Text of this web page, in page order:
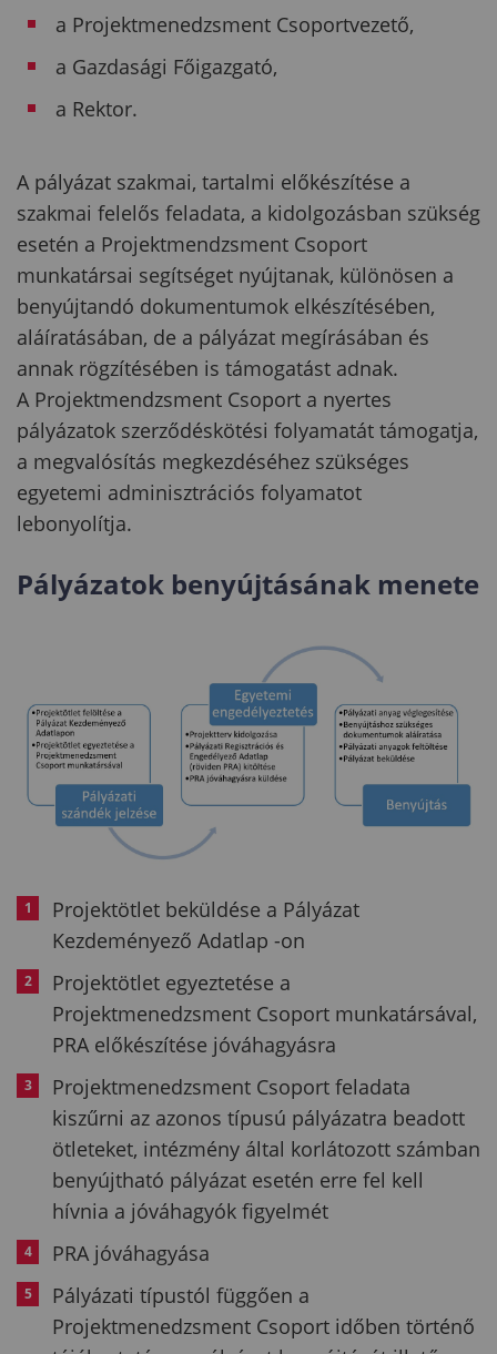
a Projektmenedzsment Csoportvezető,
a Gazdasági Főigazgató,
a Rektor.
A pályázat szakmai, tartalmi előkészítése a
szakmai felelős feladata, a kidolgozásban szükség
esetén a Projektmendzsment Csoport
munkatársai segítséget nyújtanak, különösen a
benyújtandó dokumentumok elkészítésében,
aláíratásában, de a pályázat megírásában és
annak rögzítésében is támogatást adnak.
A Projektmendzsment Csoport a nyertes
pályázatok szerződéskötési folyamatát támogatja,
a megvalósítás megkezdéséhez szükséges
egyetemi adminisztrációs folyamatot
lebonyolítja.
Pályázatok benyújtásának menete
Projektötlet beküldése a Pályázat
Kezdeményező Adatlap -on
Projektötlet egyeztetése a
Projektmenedzsment Csoport munkatársával,
PRA előkészítése jóváhagyásra
Projektmenedzsment Csoport feladata
kiszűrni az azonos típusú pályázatra beadott
ötleteket, intézmény által korlátozott számban
benyújtható pályázat esetén erre fel kell
hívnia a jóváhagyók figyelmét
PRA jóváhagyása
Pályázati típustól függően a
Projektmenedzsment Csoport időben történő